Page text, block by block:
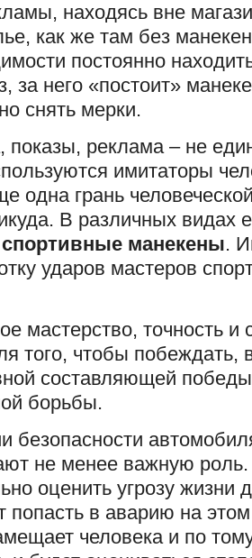
находясь вне
как же там без
постоянно
за него «постоит»
снять мерки.
реклама – не
имитаторы
одна грань
В различных видах
спортивные манекены.
ударов мастеров
мастерство, точность и
того, чтобы побеждать,
составляющей
борьбы.
безопасности
не менее важную
оценить угрозу жизни
попасть в аварию на
человека и по